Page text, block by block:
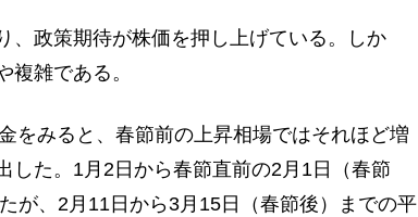
政策期待が株価を押し上げている。しか
複雑である。
をみると、春節前の上昇相場ではそれほど増
した。1月2日から春節直前の2月1日（春節
が、2月11日から3月15日（春節後）までの平